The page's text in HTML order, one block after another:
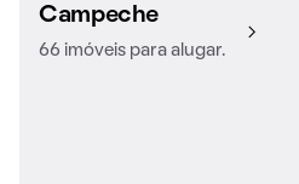
Campeche
66 imóveis para alugar.